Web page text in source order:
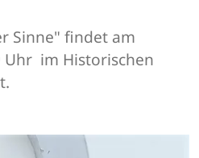
Sinne" findet am
Uhr im Historischen